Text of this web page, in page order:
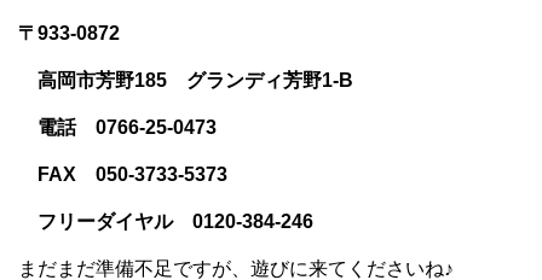
〒933-0872
高岡市芳野185 グランディ芳野1-B
電話 0766-25-0473
FAX 050-3733-5373
フリーダイヤル 0120-384-246
まだまだ準備不足ですが、遊びに来てくださいね♪